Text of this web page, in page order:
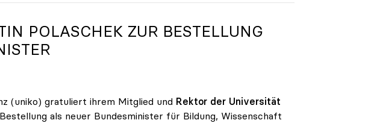
POLASCHEK ZUR BESTELLUNG
(uniko) gratuliert ihrem Mitglied und Rektor der Universität
als neuer Bundesminister für Bildung, Wissenschaft